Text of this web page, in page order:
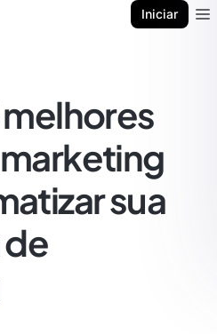
Iniciar
melhores
marketing
sua